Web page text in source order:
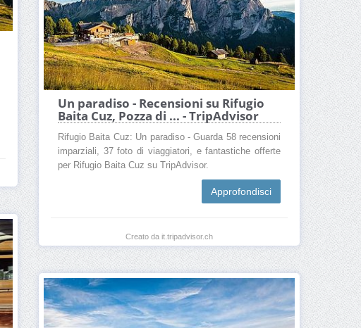
Un paradiso - Recensioni su Rifugio
Baita Cuz, Pozza di ... - TripAdvisor
Rifugio Baita Cuz: Un paradiso - Guarda 58 recensioni
imparziali, 37 foto di viaggiatori, e fantastiche offerte
per Rifugio Baita Cuz su TripAdvisor.
Approfondisci
Creato da it.tripadvisor.ch